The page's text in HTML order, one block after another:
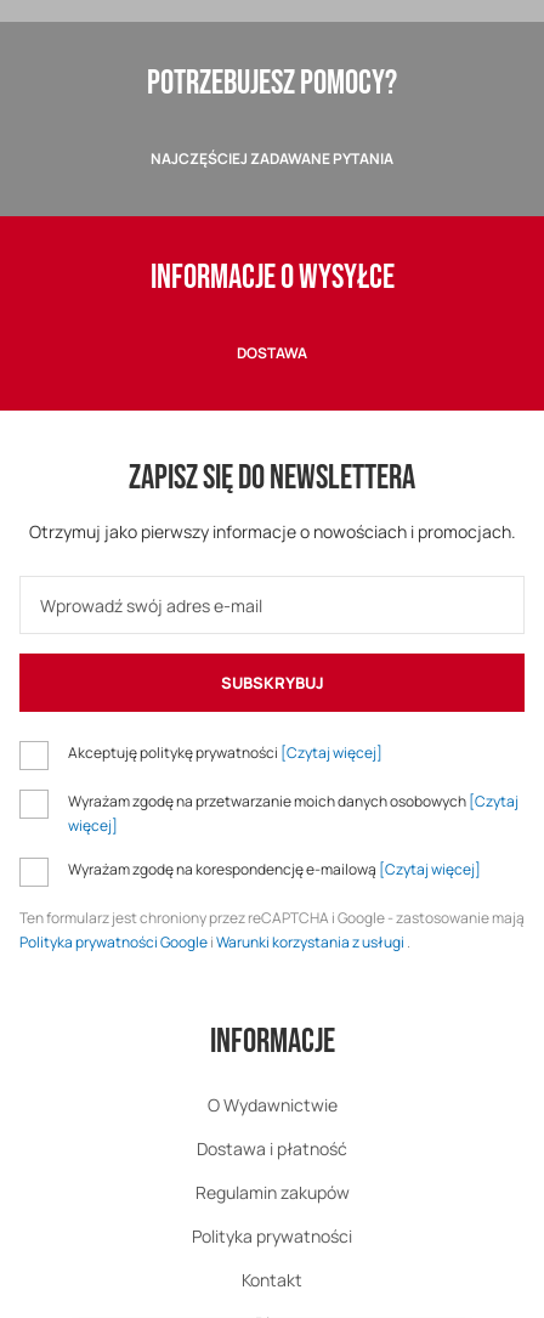
POTRZEBUJESZ POMOCY?
NAJCZĘŚCIEJ ZADAWANE PYTANIA
INFORMACJE O WYSYŁCE
DOSTAWA
ZAPISZ SIĘ DO NEWSLETTERA
Otrzymuj jako pierwszy informacje o nowościach i promocjach.
SUBSKRYBUJ
Akceptuję politykę prywatności [Czytaj więcej]
Wyrażam zgodę na przetwarzanie moich danych osobowych[Czytaj
więcej]
Wyrażam zgodę na korespondencję e-mailową [Czytaj więcej]
Ten formularz jest chroniony przez reCAPTCHA i Google - zastosowanie mają
Polityka prywatności GoogleiWarunki korzystania z usługi .
Informacje
O Wydawnictwie
Dostawa i płatność
Regulamin zakupów
Polityka prywatności
Kontakt